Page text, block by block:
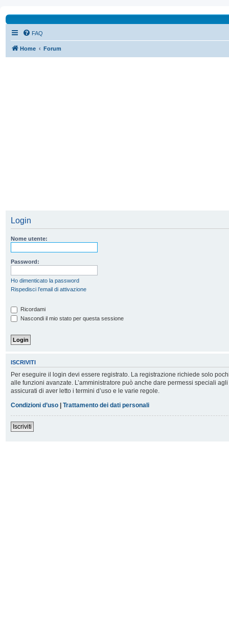
FAQ
Home Forum
Login
Nome utente:
Password:
Ho dimenticato la password
Rispedisci l’email di attivazione
Ricordami
Nascondi il mio stato per questa sessione
ISCRIVITI
Per eseguire il login devi essere registrato. La registrazione richiede solo
alle funzioni avanzate. L’amministratore può anche dare permessi speciali
assicurati di aver letto i termini d’uso e le varie regole.
Condizioni d’uso | Trattamento dei dati personali
Iscriviti